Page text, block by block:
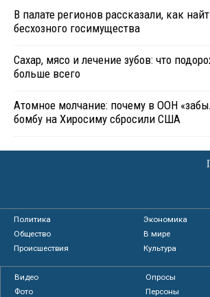
В палате регионов рассказали, как
бесхозного госимущества
Сахар, мясо и лечение зубов: что
больше всего
Атомное молчание: почему в ООН
бомбу на Хиросиму сбросили США
Политика
Экономика
Общество
В мире
Происшествия
Культура
Видео
Опросы
Фото
Персоны